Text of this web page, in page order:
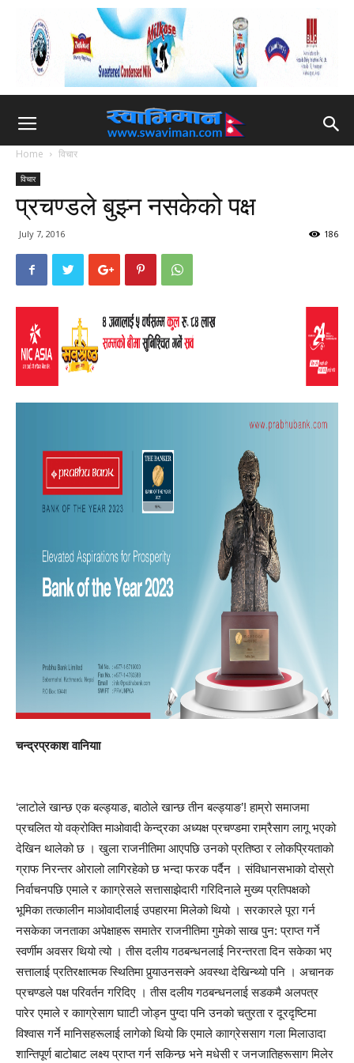
Home विचार
विचार
प्रचण्डले बुझ्न नसकेको पक्ष
July 7, 2016 186
चन्द्रप्रकाश वानियाा
‘लाटोले खान्छ एक बल्ड्याङ, बाठोले खान्छ तीन बल्ड्याङ’! हाम्रो समाजमा
प्रचलित यो वक्रोक्ति माओवादी केन्द्रका अध्यक्ष प्रचण्डमा राम्रैसाग लागू भएको
देखिन थालेको छ । खुला राजनीतिमा आएपछि उनको प्रतिष्ठा र लोकप्रियताको
ग्राफ निरन्तर ओरालो लागिरहेको छ भन्दा फरक पर्दैन । संविधानसभाको दोस्रो
निर्वाचनपछि एमाले र कााग्रेसले सत्तासाझेदारी गरिदिनाले मुख्य प्रतिपक्षको
भूमिका तत्कालीन माओवादीलाई उपहारमा मिलेको थियो । सरकारले पूरा गर्न
नसकेका जनताका अपेक्षाहरू समातेर राजनीतिमा गुमेको साख पुन: प्राप्त गर्ने
स्वर्णीम अवसर थियो त्यो । तीस दलीय गठबन्धनलाई निरन्तरता दिन सकेका भए
सत्तालाई प्रतिरक्षात्मक स्थितिमा पुर्‍याउनसक्ने अवस्था देखिन्थ्यो पनि । अचानक
प्रचण्डले पक्ष परिवर्तन गरिदिए । तीस दलीय गठबन्धनलाई सडकमै अलपत्र
पारेर एमाले र कााग्रेसाग घााटी जोड्न पुग्दा पनि उनको चतुरता र दूरदृष्टिमा
विश्वास गर्ने मानिसहरूलाई लागेको थियो कि एमाले कााग्रेससाग गला मिलाउादा
शान्तिपूर्ण बाटोबाट लक्ष्य प्राप्त गर्न सकिन्छ भने मधेसी र जनजातिहरूसाग मिलेर